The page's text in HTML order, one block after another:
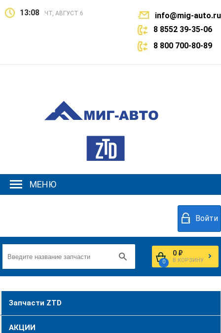
13:08 ЧТ, АВГУСТ 6
info@mig-auto.ru
8 8552 39-35-06
8 800 700-80-89
МЕНЮ
Войти
0
0 ₽
В КОРЗИНУ
Запчасти ZTD
АКЦИИ